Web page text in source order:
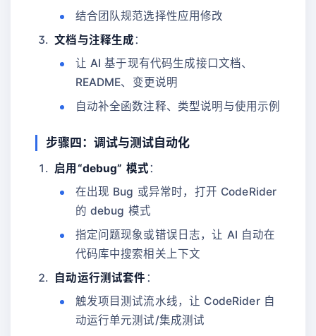
结合团队规范选择性应用修改
文档与注释生成：
让 AI 基于现有代码生成接口文档、
README、变更说明
自动补全函数注释、类型说明与使用示例
步骤四：调试与测试自动化
启用“debug” 模式：
在出现 Bug 或异常时，打开 CodeRider
的 debug 模式
指定问题现象或错误日志，让 AI 自动在
代码库中搜索相关上下文
自动运行测试套件 ：
触发项目测试流水线，让 CodeRider 自
动运行单元测试/集成测试